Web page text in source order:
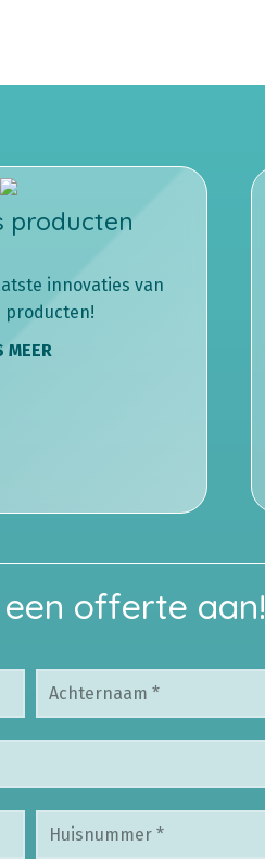
producten
innovaties van
producten!
MEER
offerte aan!